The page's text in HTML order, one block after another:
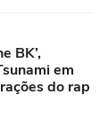
BK’,
em
do rap